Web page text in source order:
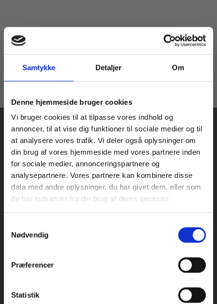
Samtykke Detaljer Om
Denne hjemmeside bruger cookies
Vi bruger cookies til at tilpasse vores indhold og
annoncer, til at vise dig funktioner til sociale medier og til
at analysere vores trafik. Vi deler også oplysninger om
din brug af vores hjemmeside med vores partnere inden
for sociale medier, annonceringspartnere og
analysepartnere. Vores partnere kan kombinere disse
data med andre oplysninger, du har givet dem, eller som
de har indsamlet fra din brug af deres tjenester.
Nødvendig
Præferencer
Statistik
55,00 KR.
Praxis Forlag A/S
CVR 41280921
København
1120 København K
Kochsgade 31D
Rødekro
Køb læremidler og find masterclasses mm.
Fortsæt som:
For privatkunder og
studerende. Du får
vist priser inkl.
For institutioner og
virksomheder. Du
får vist priser ekskl.